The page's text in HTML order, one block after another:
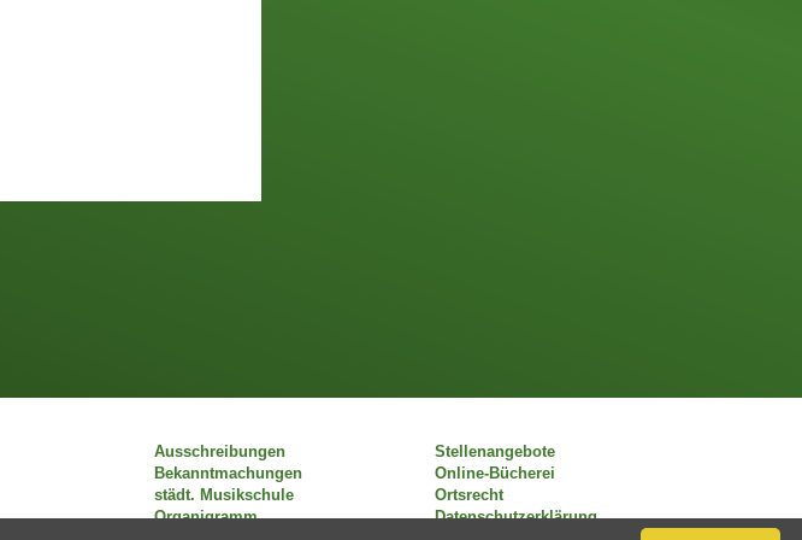
Ausschreibungen
Stellenangebote
Bekanntmachungen
Online-Bücherei
städt. Musikschule
Ortsrecht
Organigramm
Datenschutzerklärung